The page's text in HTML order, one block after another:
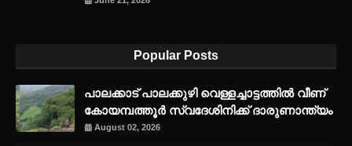
Popular Posts
പാലക്കാട് പാലക്കുഴി വെള്ളച്ചാട്ടത്തില്‍ വീണ്
കോയമ്പത്തൂര്‍ സ്വദേശിനിക്ക് ദാരുണാന്ത്യം
August 02, 2026